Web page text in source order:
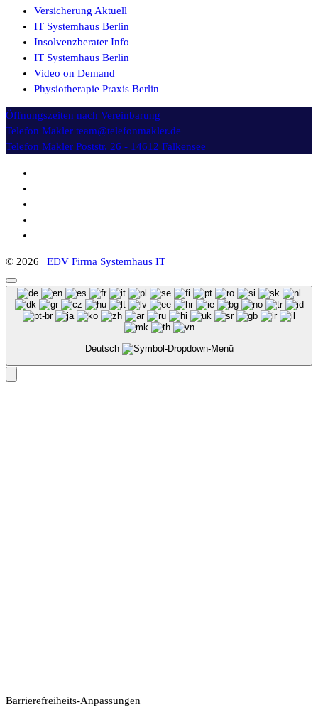
Versicherung Aktuell
IT Systemhaus Berlin
Insolvenzberater Info
IT Systemhaus Berlin
Video on Demand
Physiotherapie Praxis Berlin
Öffnungszeiten nach Vereinbarung
Telefon Makler team@telefonmakler.de
Telefon Makler Poststr. 26 - 14612 Falkensee
© 2026 | EDV Firma Systemhaus IT
Deutsch
Barrierefreiheits-Anpassungen